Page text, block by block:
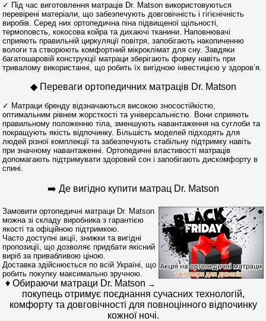
✓ Під час виготовлення матраців Dr. Matson використовуються
перевірені матеріали, що забезпечують довговічність і гігієнічність
виробів. Серед них ортопедична піна підвищеної щільності,
термоповсть, кокосова койра та дихаючі тканини. Наповнювачі
сприяють правильній циркуляції повітря, запобігають накопиченню
вологи та створюють комфортний мікроклімат для сну. Завдяки
багатошаровій конструкції матраци зберігають форму навіть при
тривалому використанні, що робить їх вигідною інвестицією у здоров’я.
◆ Переваги ортопедичних матраців Dr. Matson
✓ Матраци бренду відзначаються високою зносостійкістю,
оптимальним рівнем жорсткості та універсальністю. Вони сприяють
правильному положенню тіла, зменшують навантаження на суглоби та
покращують якість відпочинку. Більшість моделей підходять для
людей різної комплекції та забезпечують стабільну підтримку навіть
при значному навантаженні. Ортопедичні властивості матраців
допомагають підтримувати здоровий сон і запобігають дискомфорту в
спині.
➡️ Де вигідно купити матрац Dr. Matson
Замовити ортопедичні матраци Dr. Matson
можна зі складу виробника з гарантією
якості та офіційною підтримкою.
Часто доступні акції, знижки та вигідні
пропозиції, що дозволяє придбати якісний
виріб за привабливою ціною.
Доставка здійснюється по всій Україні, що
робить покупку максимально зручною.
♦ Обираючи матраци Dr. Matson →
покупець отримує поєднання сучасних технологій,
комфорту та довговічності для повноцінного відпочинку
кожної ночі.